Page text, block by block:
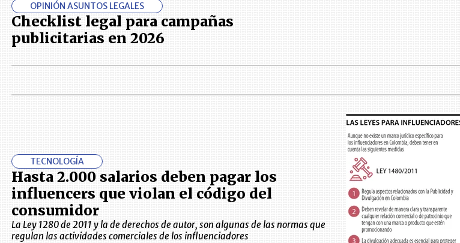
OPINIÓN ASUNTOS LEGALES
Checklist legal para campañas
publicitarias en 2026
TECNOLOGÍA
Hasta 2.000 salarios deben pagar los
influencers que violan el código del
consumidor
La Ley 1280 de 2011 y la de derechos de autor, son algunas de las normas que
regulan las actividades comerciales de los influenciadores